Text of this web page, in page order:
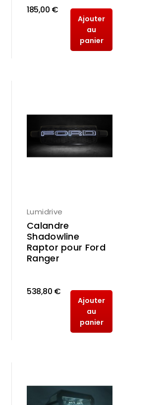
185,00 €
Ajouter
au
panier
Lumidrive
Calandre
Shadowline
Raptor pour Ford
Ranger
538,80 €
Ajouter
au
panier